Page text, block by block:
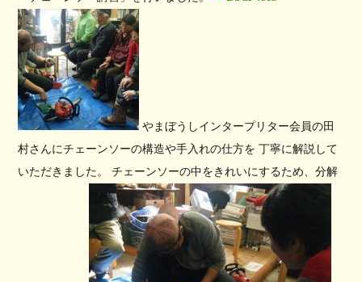
やまぼうしインタープリター会員の田
村さんにチェーンソーの構造や手入れの仕方を 丁寧に解説して
いただきました。 チェーンソーの中をきれいにするため、分解